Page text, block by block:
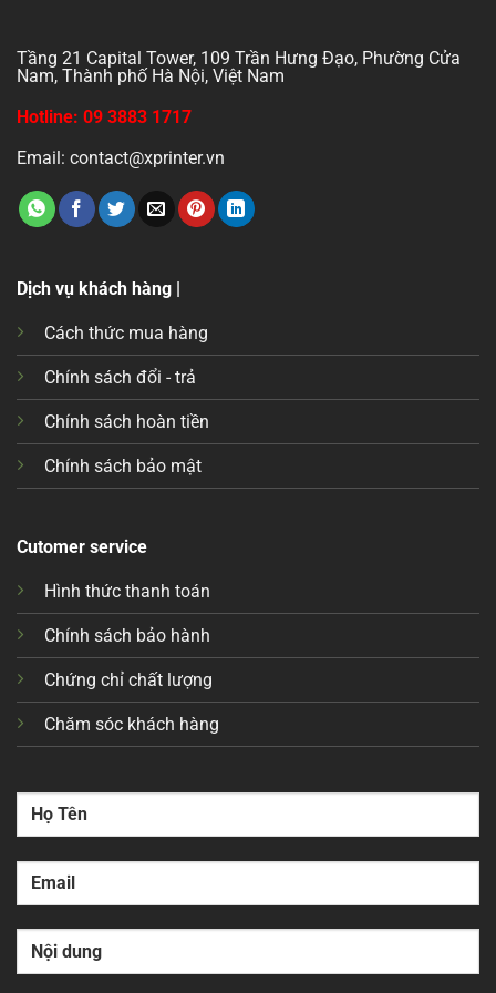
Tầng 21 Capital Tower, 109 Trần Hưng Đạo, Phường Cửa
Nam, Thành phố Hà Nội, Việt Nam
Hotline: 09 3883 1717
Email: contact@xprinter.vn
Dịch vụ khách hàng |
Cách thức mua hàng
Chính sách đổi - trả
Chính sách hoàn tiền
Chính sách bảo mật
Cutomer service
Hình thức thanh toán
Chính sách bảo hành
Chứng chỉ chất lượng
Chăm sóc khách hàng